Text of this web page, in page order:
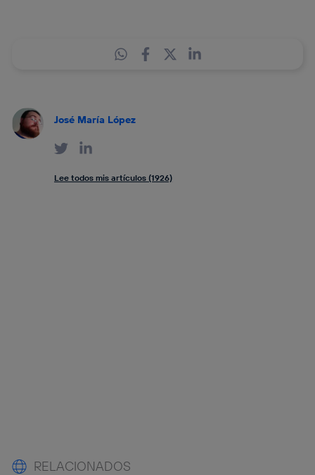
José María López
Lee todos mis artículos (1926)
RELACIONADOS